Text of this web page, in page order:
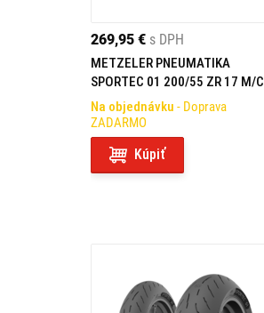
269,95 € s DPH
METZELER PNEUMATIKA
SPORTEC 01 200/55 ZR 17 M/C
(78W) TL REAR
Na objednávku - Doprava
ZADARMO
Kúpiť